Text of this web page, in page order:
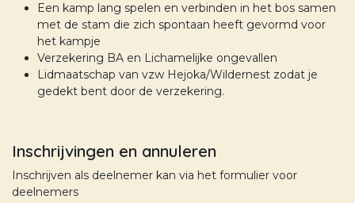
Een kamp lang spelen en verbinden in het bos samen
met de stam die zich spontaan heeft gevormd voor
het kampje
Verzekering BA en Lichamelijke ongevallen
Lidmaatschap van vzw Hejoka/Wildernest zodat je
gedekt bent door de verzekering.
Inschrijvingen en annuleren
Inschrijven als deelnemer kan via het formulier voor
deelnemers